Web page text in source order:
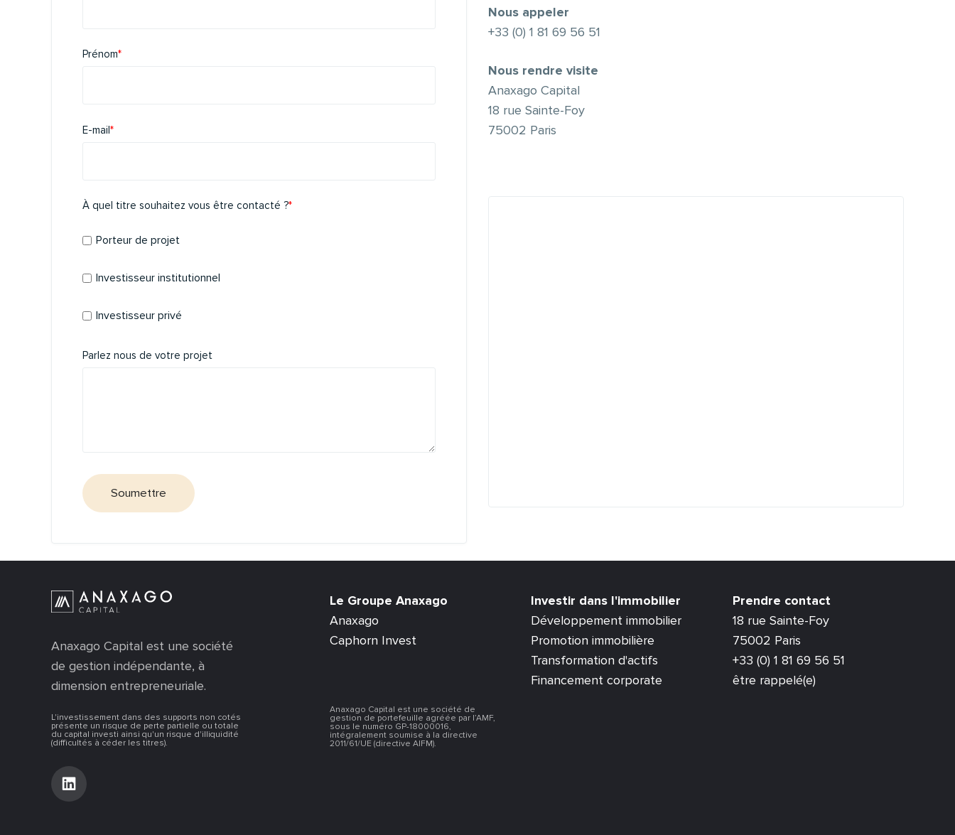
Prénom*
E-mail*
À quel titre souhaitez vous être contacté ?*
Porteur de projet
Investisseur institutionnel
Investisseur privé
Parlez nous de votre projet
Nous appeler
+33 (0) 1 81 69 56 51
Nous rendre visite
Anaxago Capital
18 rue Sainte-Foy
75002 Paris
Anaxago Capital est une société
de gestion indépendante, à
dimension entrepreneuriale.
L'investissement dans des supports non cotés
présente un risque de perte partielle ou totale
du capital investi ainsi qu'un risque d'illiquidité
(difficultés à céder les titres).
Le Groupe Anaxago
Anaxago
Caphorn Invest
Anaxago Capital est une société de
gestion de portefeuille agréée par l’AMF,
sous le numéro GP-18000016,
intégralement soumise à la directive
2011/61/UE (directive AIFM).
Investir dans l'immobilier
Développement immobilier
Promotion immobilière
Transformation d'actifs
Financement corporate
Prendre contact
18 rue Sainte-Foy
75002 Paris
+33 (0) 1 81 69 56 51
être rappelé(e)